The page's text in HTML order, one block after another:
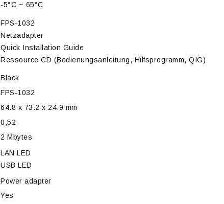
-5°C ~ 65°C
FPS-1032
Netzadapter
Quick Installation Guide
Ressource CD (Bedienungsanleitung, Hilfsprogramm, QIG)
Black
FPS-1032
64.8 x 73.2 x 24.9 mm
0,52
2 Mbytes
LAN LED
USB LED
Power adapter
Yes